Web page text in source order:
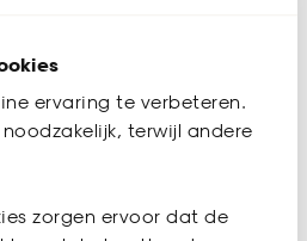
ervaring te verbeteren.
terwijl andere
zorgen ervoor dat de
of het nu je badkamer,
ideaal voor het aanbrengen van
de perfecte look. Deze spiegel
geeft ook een luxe uitstraling